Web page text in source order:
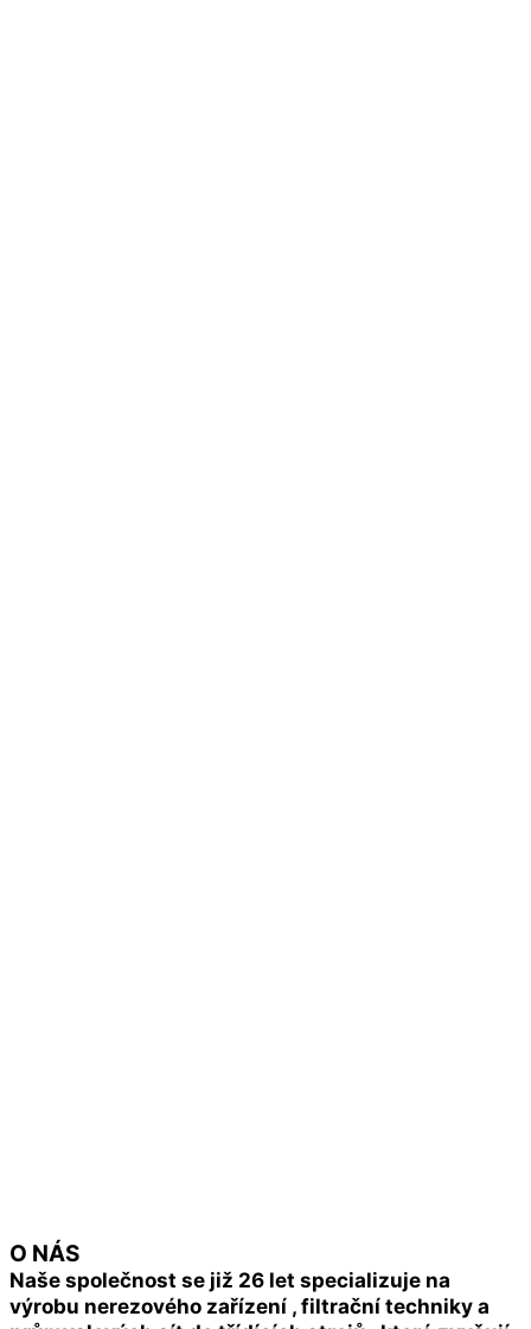
O NÁS
Naše společnost se již 26 let specializuje na
výrobu nerezového zařízení , filtrační techniky a